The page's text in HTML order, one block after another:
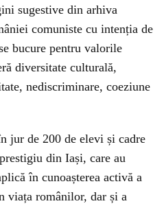
sugestive din arhiva
comuniste cu intenția de
bucure pentru valorile
diversitate culturală,
nediscriminare, coeziune
jur de 200 de elevi și cadre
din Iași, care au
în cunoașterea activă a
viața românilor, dar și a